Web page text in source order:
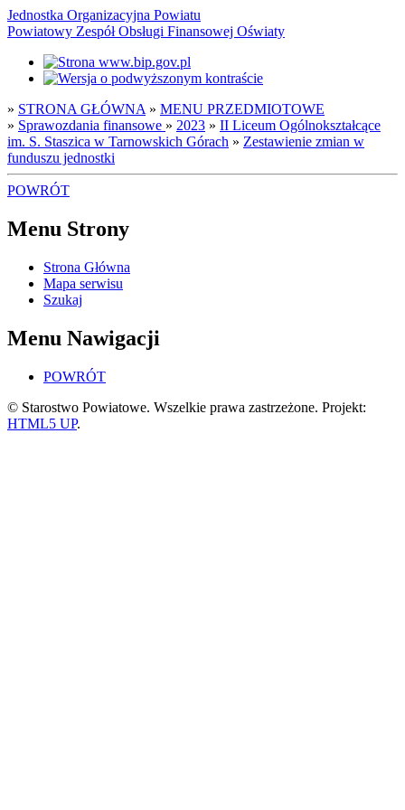
Jednostka Organizacyjna Powiatu
Powiatowy Zespół Obsługi Finansowej Oświaty
» STRONA GŁÓWNA » MENU PRZEDMIOTOWE
» Sprawozdania finansowe » 2023 » II Liceum Ogólnokształcące
im. S. Staszica w Tarnowskich Górach » Zestawienie zmian w
funduszu jednostki
POWRÓT
Menu Strony
Strona Główna
Mapa serwisu
Szukaj
Menu Nawigacji
POWRÓT
© Starostwo Powiatowe. Wszelkie prawa zastrzeżone. Projekt:
HTML5 UP.